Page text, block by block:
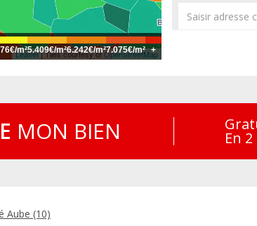
Leaflet| Tiles courtesy ofOpenStreetMap
m²5.409€/m²6.242€/m²7.075€/m² +
MON BIEN En
Aube (10)